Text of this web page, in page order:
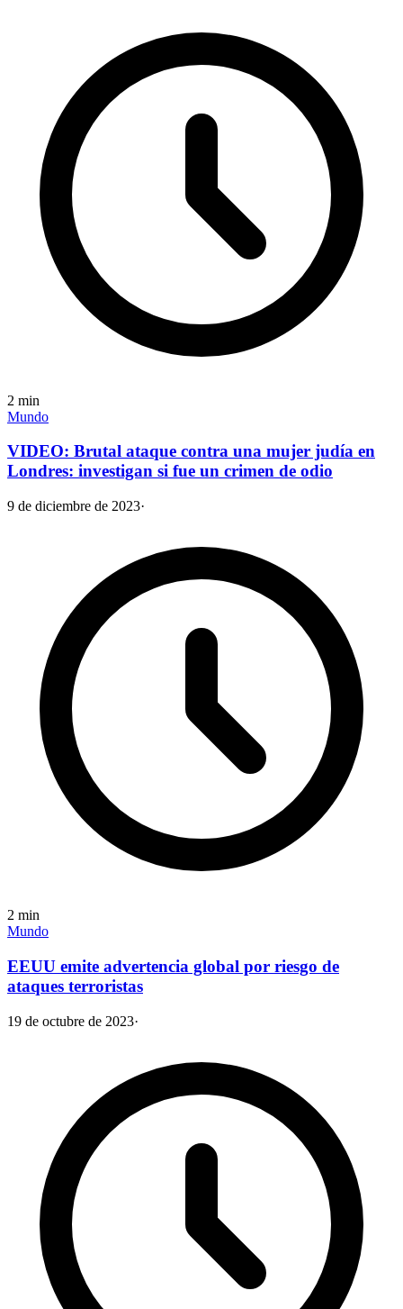
2 min
Mundo
VIDEO: Brutal ataque contra una mujer judía en
Londres: investigan si fue un crimen de odio
9 de diciembre de 2023·
2 min
Mundo
EEUU emite advertencia global por riesgo de
ataques terroristas
19 de octubre de 2023·